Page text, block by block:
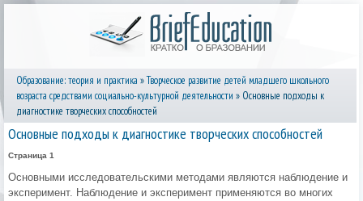
Образование: теория и практика »Творческое развитие детей младшего школьного
возраста средствами социально-культурной деятельности » Основные подходы к
диагностике творческих способностей
Основные подходы к диагностике творческих способностей
Страница 1
Основными исследовательскими методами являются наблюдение и
эксперимент. Наблюдение и эксперимент применяются во многих